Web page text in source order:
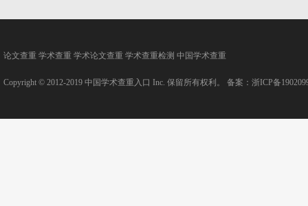
论文查重 学术查重 学术论文查重 学术查重检测 中国学术查重
Copyright © 2012-2019 中国学术查重入口 Inc. 保留所有权利。 备案： 浙ICP备